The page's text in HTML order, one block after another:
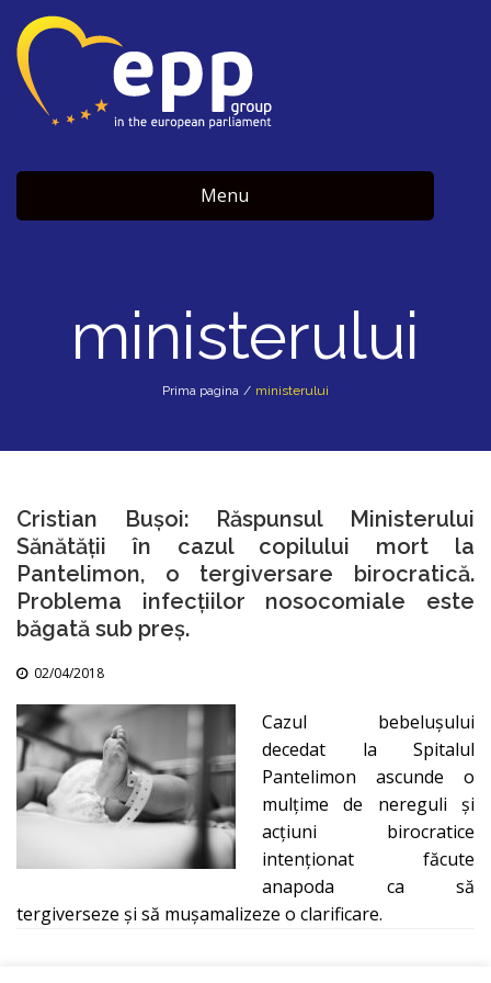
Menu
ministerului
Prima pagina / ministerului
Cristian Bușoi: Răspunsul Ministerului
Sănătății în cazul copilului mort la
Pantelimon, o tergiversare birocratică.
Problema infecțiilor nosocomiale este
băgată sub preș.
02/04/2018
Cazul bebelușului
decedat la Spitalul
Pantelimon ascunde o
mulțime de nereguli și
acțiuni birocratice
intenționat făcute
anapoda ca să
tergiverseze și să mușamalizeze o clarificare.